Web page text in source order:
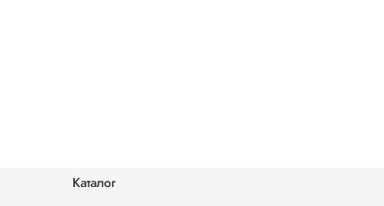
Каталог